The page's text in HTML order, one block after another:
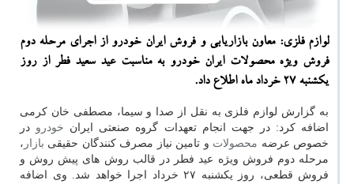
لوازم فلزی: معاون بازاریابی و فروش ایران خودرو از اجرای مرحله دوم
فروش ویژه محصولات ایران خودرو به مناسبت عید سعید فطر از روز
یكشنبه ۲۷ خرداد ماه اطلاع داد.
به گزارش لوازم فلزی به نقل از صدا و سیما، مصطفی خان كرمی
اضافه كرد: در جهت انجام تعهدات گروه صنعتی ایران خودرو در
خصوص عرضه محصولات و تامین نیاز مصرف كنندگان حقیقی بازار ،
مرحله دوم فروش ویژه عید فطر در قالب روش های پیش روش و
فروش قطعی، روز یكشنبه ۲۷ خرداد اجرا خواهد شد. وی اضافه